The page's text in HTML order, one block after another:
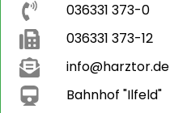
036331 373-0
036331 373-12
info@harztor.de
Bahnhof "Ilfeld"